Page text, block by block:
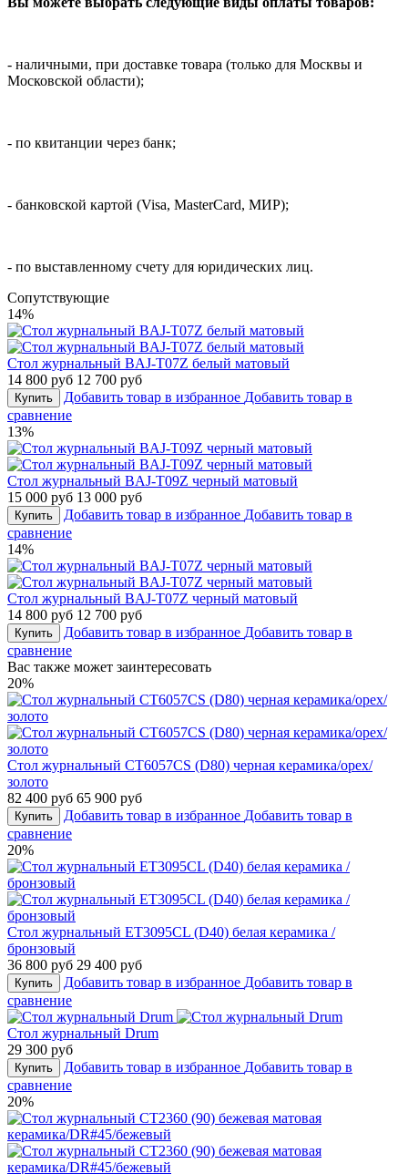
- наличными, при доставке товара (только для Москвы и
Московской области);
- по квитанции через банк;
- банковской картой (Visa, MasterCard, МИР);
- по выставленному счету для юридических лиц.
Cопутствующие
14%
Стол журнальный BAJ-T07Z белый матовый
14 800 руб 12 700 руб
Купить Добавить товар в избранное Добавить товар в
сравнение
13%
Стол журнальный BAJ-T09Z черный матовый
15 000 руб 13 000 руб
Купить Добавить товар в избранное Добавить товар в
сравнение
14%
Стол журнальный BAJ-T07Z черный матовый
14 800 руб 12 700 руб
Купить Добавить товар в избранное Добавить товар в
сравнение
Вас также может заинтересовать
20%
Стол журнальный CT6057CS (D80) черная керамика/орех/
золото
82 400 руб 65 900 руб
Купить Добавить товар в избранное Добавить товар в
сравнение
20%
Стол журнальный ET3095CL (D40) белая керамика /
бронзовый
36 800 руб 29 400 руб
Купить Добавить товар в избранное Добавить товар в
сравнение
Стол журнальный Drum
29 300 руб
Купить Добавить товар в избранное Добавить товар в
сравнение
20%